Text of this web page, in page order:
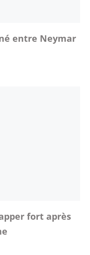
entre Neymar
fort après